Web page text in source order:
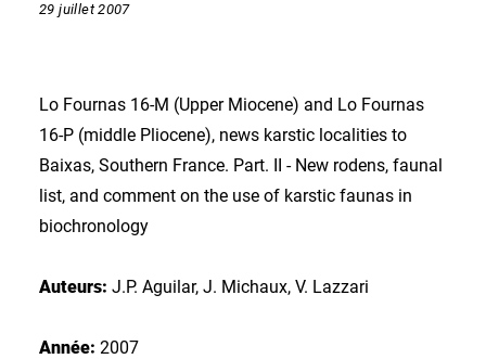
29 juillet 2007
Lo Fournas 16-M (Upper Miocene) and Lo Fournas
16-P (middle Pliocene), news karstic localities to
Baixas, Southern France. Part. II - New rodens, faunal
list, and comment on the use of karstic faunas in
biochronology
Auteurs: J.P. Aguilar, J. Michaux, V. Lazzari
Année: 2007